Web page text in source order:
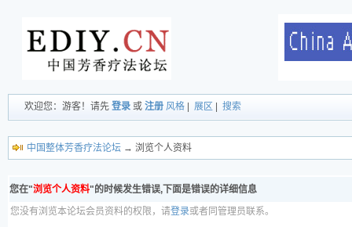
欢迎您：游客！请先 登录 或 注册 风格 展区 搜索
中国整体芳香疗法论坛 → 浏览个人资料
您在"浏览个人资料"的时候发生错误,下面是错误的详细信息
您没有浏览本论坛会员资料的权限，请登录或者同管理员联系。